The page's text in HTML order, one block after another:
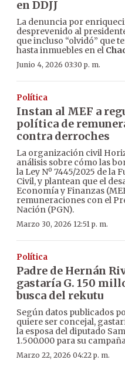
en DDJJ
La denuncia por
desprevenido al
que incluso “olvidó” que
hasta inmuebles en el
Junio 4, 2026 03:30 p. m.
Política
Instan al MEF a
política de
contra derroches
La organización civil
análisis sobre cómo las
la Ley Nº 7445/2025 de la
Civil, y plantean que el
Economía y Finanzas
remuneraciones con el
Nación (PGN).
Marzo 30, 2026 12:51 p. m.
Política
Padre de Hernán
gastaría G. 150
busca del rekutu
Según datos publicados
quiere ser concejal,
la esposa del diputado
1.500.000 para su
Marzo 22, 2026 04:22 p. m.